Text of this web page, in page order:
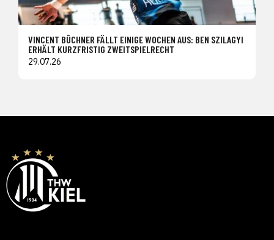
VINCENT BÜCHNER FÄLLT EINIGE WOCHEN AUS: BEN SZILAGYI
ERHÄLT KURZFRISTIG ZWEITSPIELRECHT
29.07.26